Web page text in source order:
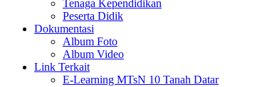
Tenaga Kependidikan
Peserta Didik
Dokumentasi
Album Foto
Album Video
Link Terkait
E-Learning MTsN 10 Tanah Datar